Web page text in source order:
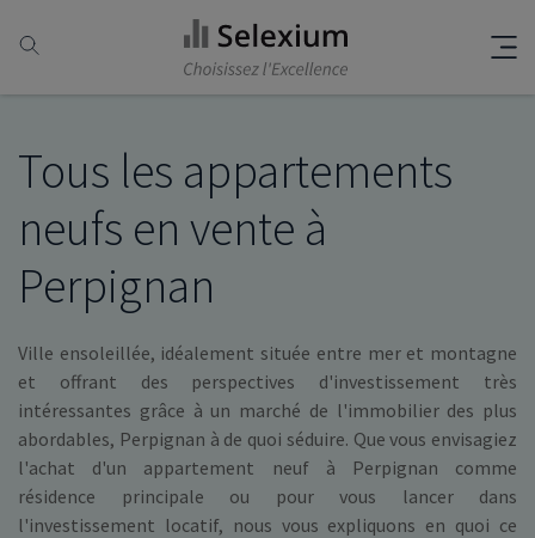
Tous les appartements
neufs en vente à
Perpignan
Ville ensoleillée, idéalement située entre mer et montagne
et offrant des perspectives d'investissement très
intéressantes grâce à un marché de l'immobilier des plus
abordables, Perpignan à de quoi séduire. Que vous envisagiez
l'achat d'un appartement neuf à Perpignan comme
résidence principale ou pour vous lancer dans
l'investissement locatif, nous vous expliquons en quoi ce